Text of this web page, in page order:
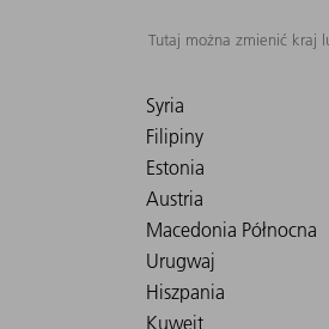
Tutaj można zmienić kraj